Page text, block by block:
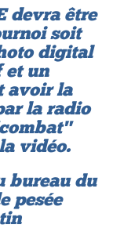
devra être
soit
digital
et un
avoir la
la radio
vidéo.
bureau du
pesée